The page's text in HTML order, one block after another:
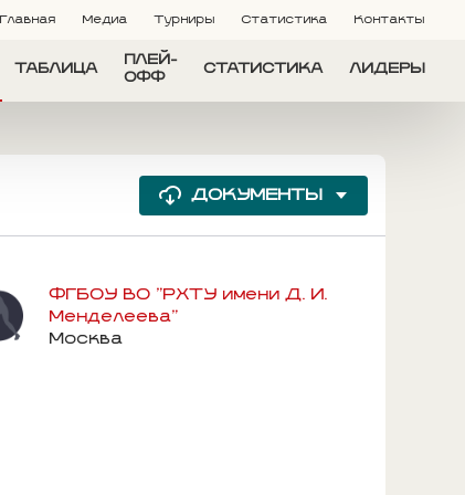
Главная Медиа Турниры Статистика Контакты
ТАБЛИЦА
ПЛЕЙ-
ОФФ
СТАТИСТИКА ЛИДЕРЫ
ДОКУМЕНТЫ
ФГБОУ ВО "РХТУ имени Д. И.
Менделеева"
Москва